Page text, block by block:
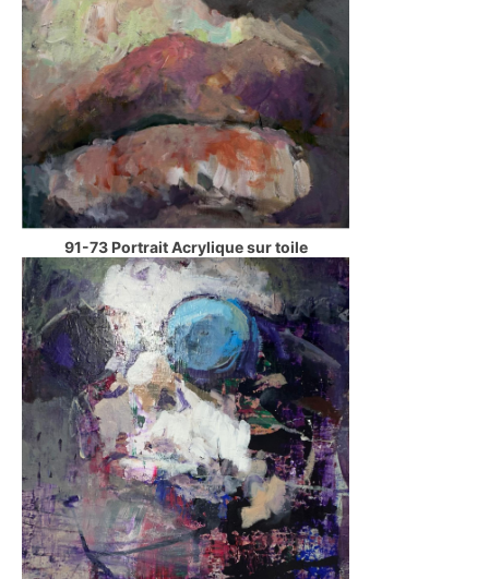
91-73 Portrait Acrylique sur toile